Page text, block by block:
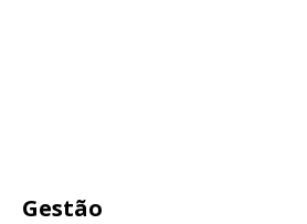
Gestão